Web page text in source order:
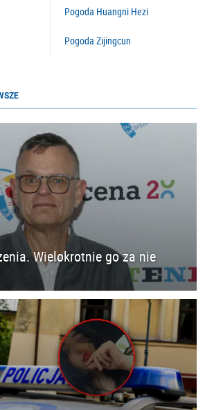
Pogoda Huangni Hezi
Pogoda Zijingcun
Wielokrotnie go za nie